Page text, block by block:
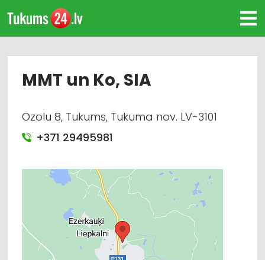
MMT un Ko, SIA
Ozolu 8, Tukums, Tukuma nov. LV-3101
+371 29495981